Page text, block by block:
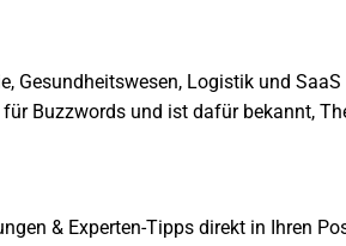
Logistik und
Buzzwords und ist dafür bekannt,
& Experten-Tipps direkt in Ihren